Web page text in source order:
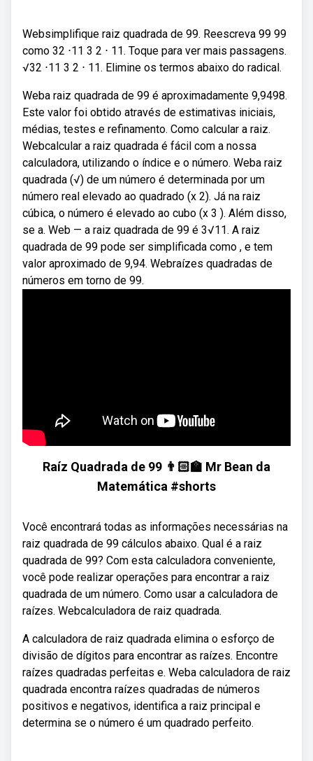
Websimplifique raiz quadrada de 99. Reescreva 99 99
como 32 ⋅11 3 2 ⋅ 11. Toque para ver mais passagens.
√32 ⋅11 3 2 ⋅ 11. Elimine os termos abaixo do radical.
Weba raiz quadrada de 99 é aproximadamente 9,9498.
Este valor foi obtido através de estimativas iniciais,
médias, testes e refinamento. Como calcular a raiz.
Webcalcular a raiz quadrada é fácil com a nossa
calculadora, utilizando o índice e o número. Weba raiz
quadrada (√) de um número é determinada por um
número real elevado ao quadrado (x 2). Já na raiz
cúbica, o número é elevado ao cubo (x 3 ). Além disso,
se a. Web — a raiz quadrada de 99 é 3√11. A raiz
quadrada de 99 pode ser simplificada como , e tem
valor aproximado de 9,94. Webraízes quadradas de
números em torno de 99.
Raíz Quadrada de 99 👨🏻‍🏫 Mr Bean da
Matemática #shorts
Você encontrará todas as informações necessárias na
raiz quadrada de 99 cálculos abaixo. Qual é a raiz
quadrada de 99? Com esta calculadora conveniente,
você pode realizar operações para encontrar a raiz
quadrada de um número. Como usar a calculadora de
raízes. Webcalculadora de raiz quadrada.
A calculadora de raiz quadrada elimina o esforço de
divisão de dígitos para encontrar as raízes. Encontre
raízes quadradas perfeitas e. Weba calculadora de raiz
quadrada encontra raízes quadradas de números
positivos e negativos, identifica a raiz principal e
determina se o número é um quadrado perfeito.